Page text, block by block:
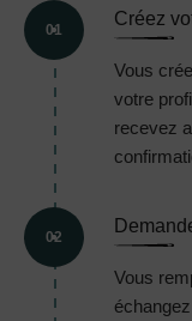
01
Créez
Vous
votre
recevez
02
Vous